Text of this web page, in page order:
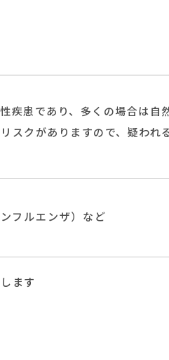
疾患であり、多くの場合は自
スクがありますので、疑われ
フルエンザ）など
ます